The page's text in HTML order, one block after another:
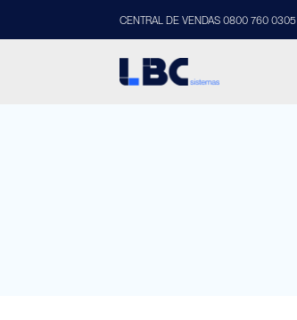
CENTRAL DE VENDAS 0800 760 0305